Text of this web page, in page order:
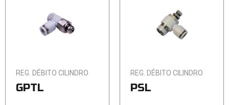
REG. DÉBITO CILINDRO
GPTL
REG. DÉBITO CILINDRO
PSL